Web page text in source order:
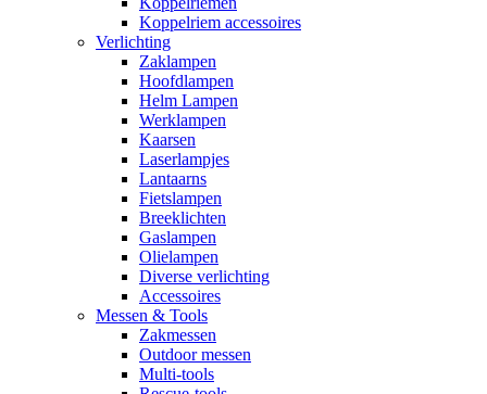
Koppelriem accessoires
Verlichting
Zaklampen
Hoofdlampen
Helm Lampen
Werklampen
Kaarsen
Laserlampjes
Lantaarns
Fietslampen
Breeklichten
Gaslampen
Olielampen
Diverse verlichting
Accessoires
Messen & Tools
Zakmessen
Outdoor messen
Multi-tools